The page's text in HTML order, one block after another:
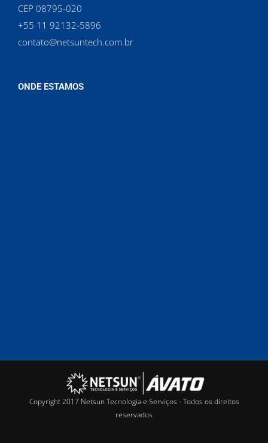
CEP 08795-020
‪+55 11 92132‑5896‬
contato@netsuntech.com.br
ONDE ESTAMOS
Copyright 2017 Netsun Tecnologia e Serviços - Todos os direitos
reservados